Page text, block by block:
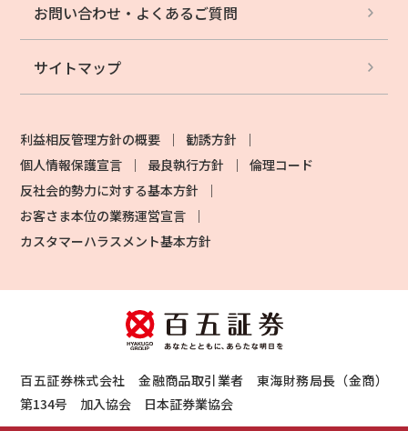
お問い合わせ・ よくあるご質問
サイトマップ
利益相反管理方針の概要
勧誘方針
個人情報保護宣言
最良執行方針
倫理コード
反社会的勢力に対する基本方針
お客さま本位の業務運営宣言
カスタマーハラスメント基本方針
百五証券株式会社 金融商品取引業者 東海財務局長（金商）
第134号 加入協会 日本証券業協会